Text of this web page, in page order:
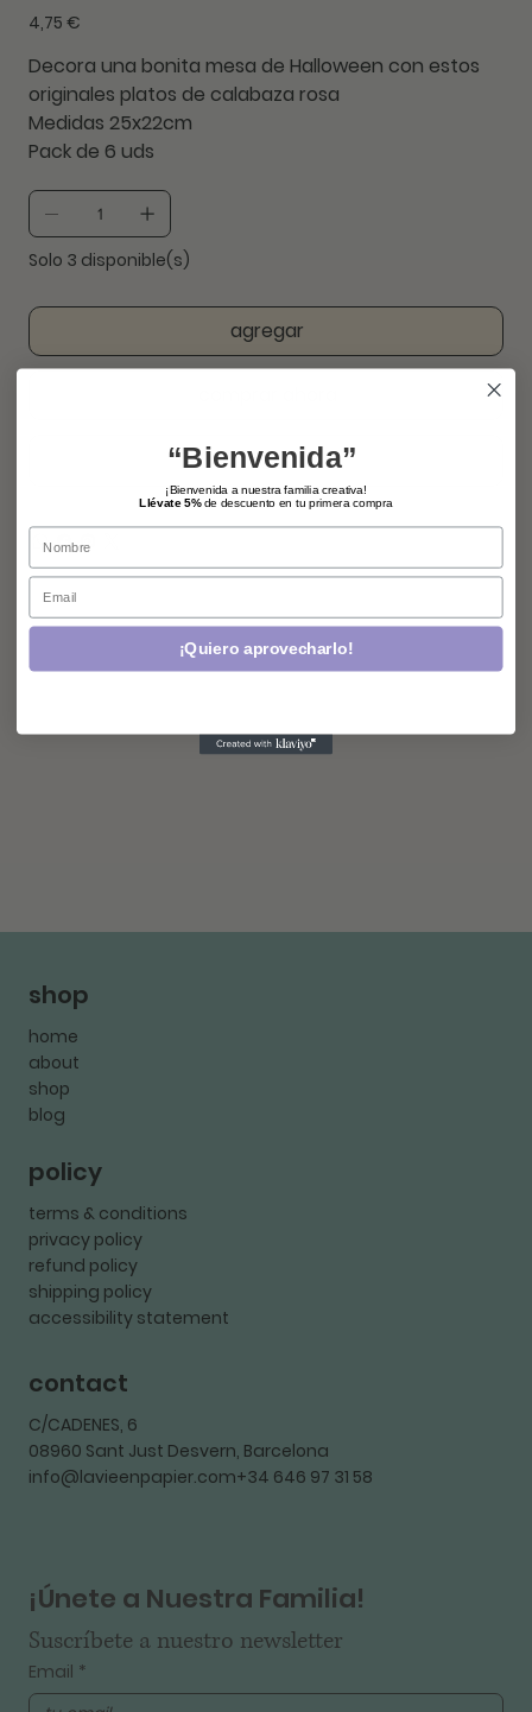
Precio
4,75 €
Decora una bonita mesa de Halloween con estos
originales platos de calabaza rosa
Medidas 25x22cm
Pack de 6 uds
Solo 3 disponible(s)
agregar
shop
home
about
shop
blog
policy
terms & conditions
privacy policy
refund policy
shipping policy
accessibility statement
contact
C/CADENES, 6
08960 Sant Just Desvern, Barcelona
info@lavieenpapier.com+34 646 97 31 58
¡Únete a Nuestra Familia!
Suscríbete a nuestro newsletter
Email *
“Bienvenida”
¡Bienvenida a nuestra familia creativa!
Llévate 5%de descuento en tu primera compra
Name
Email
¡Quiero aprovecharlo!